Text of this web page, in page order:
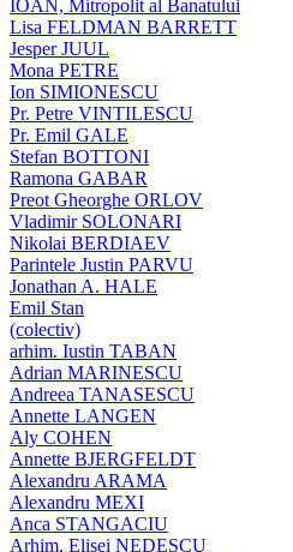
IOAN, Mitropolit al Banatului
Lisa FELDMAN BARRETT
Jesper JUUL
Mona PETRE
Ion SIMIONESCU
Pr. Petre VINTILESCU
Pr. Emil GALE
Stefan BOTTONI
Ramona GABAR
Preot Gheorghe ORLOV
Vladimir SOLONARI
Nikolai BERDIAEV
Parintele Justin PARVU
Jonathan A. HALE
Emil Stan
(colectiv)
arhim. Iustin TABAN
Adrian MARINESCU
Andreea TANASESCU
Annette LANGEN
Aly COHEN
Annette BJERGFELDT
Alexandru ARAMA
Alexandru MEXI
Anca STANGACIU
Arhim. Elisei NEDESCU